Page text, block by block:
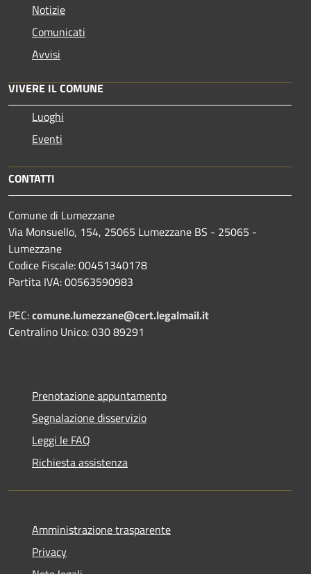
Notizie
Comunicati
Avvisi
VIVERE IL COMUNE
Luoghi
Eventi
CONTATTI
Comune di Lumezzane
Via Monsuello, 154, 25065 Lumezzane BS - 25065 -
Lumezzane
Codice Fiscale: 00451340178
Partita IVA: 00563590983
PEC:comune.lumezzane@cert.legalmail.it
Centralino Unico: 030 89291
Prenotazione appuntamento
Segnalazione disservizio
Leggi le FAQ
Richiesta assistenza
Amministrazione trasparente
Privacy